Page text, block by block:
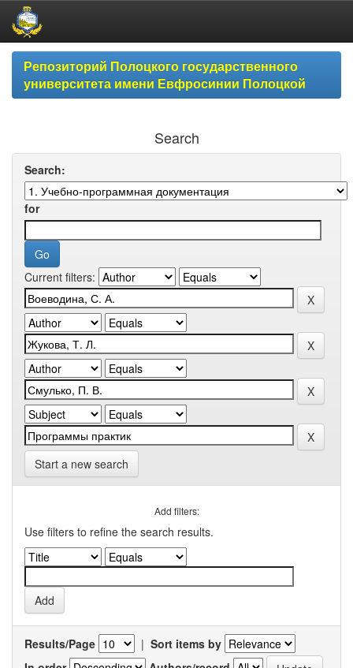
Skip
navigationРепозиторий Полоцкого государственного
университета имени Евфросинии Полоцкой
Search
Search:
for
Current filters:
Start a new search
Add filters:
Use filters to refine the search results.
Results/Page | Sort items by